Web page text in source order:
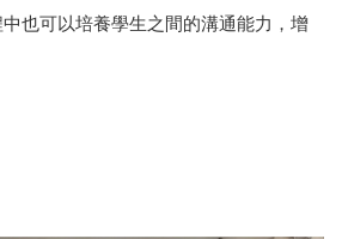
也可以培養學生之間的溝通能力，增